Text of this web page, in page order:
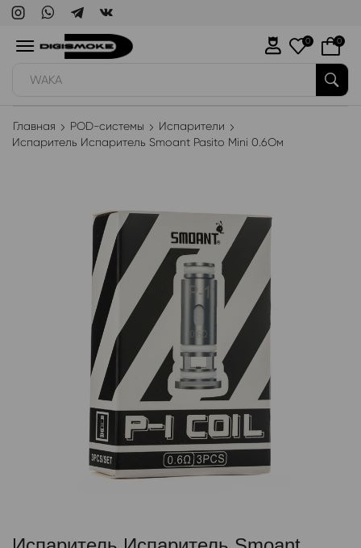
WAKA
0 0
Главная POD-системы
Испарители
Испаритель Испаритель Smoant Pasito Mini 0.6Ом